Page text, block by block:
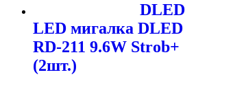
DLED
LED мигалка DLED
RD-211 9.6W Strob+
(2шт.)